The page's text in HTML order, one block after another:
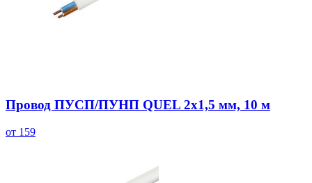
Провод ПУСП/ПУНП QUEL 2х1,5 мм, 10 м
от 159